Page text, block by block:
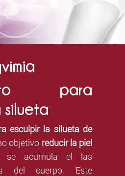
para
silueta
esculpir la silueta de
objetivo reducir la piel
se acumula el las
del cuerpo. Este